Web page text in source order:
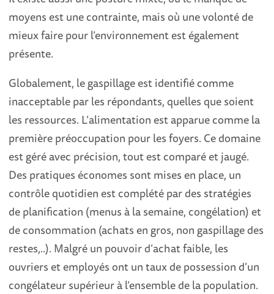
moyens est une contrainte, mais où une volonté de
mieux faire pour l’environnement est également
présente.
Globalement, le gaspillage est identifié comme
inacceptable par les répondants, quelles que soient
les ressources. L’alimentation est apparue comme la
première préoccupation pour les foyers. Ce domaine
est géré avec précision, tout est comparé et jaugé.
Des pratiques économes sont mises en place, un
contrôle quotidien est complété par des stratégies
de planification (menus à la semaine, congélation) et
de consommation (achats en gros, non gaspillage des
restes,..). Malgré un pouvoir d’achat faible, les
ouvriers et employés ont un taux de possession d’un
congélateur supérieur à l’ensemble de la population.